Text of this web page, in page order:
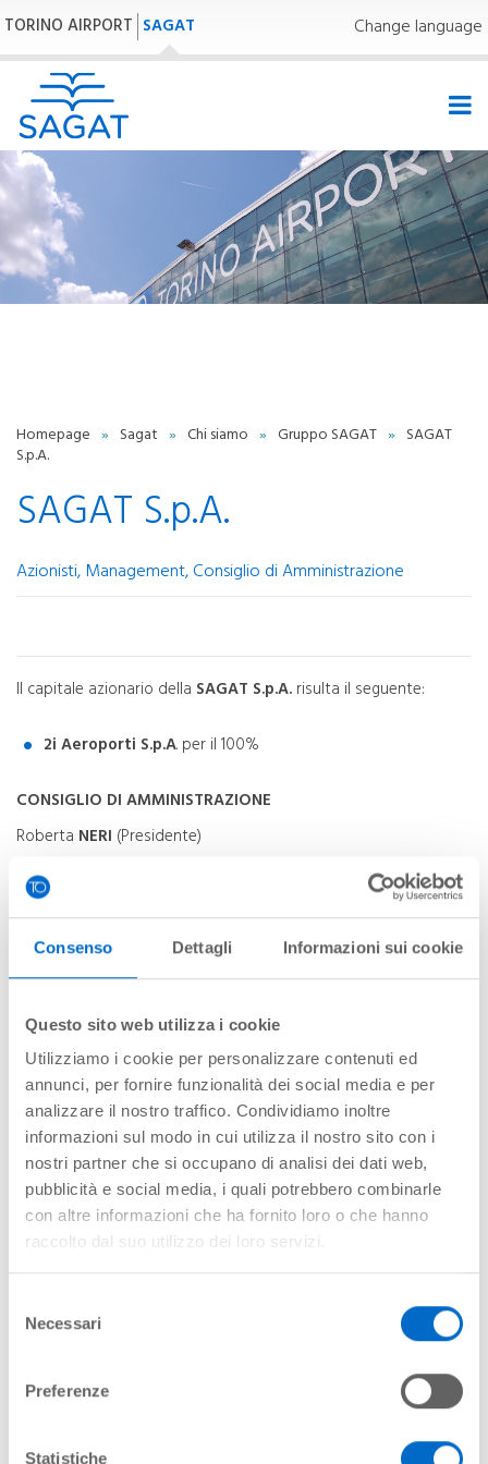
Consenso Dettagli Informazioni sui cookie
Questo sito web utilizza i cookie
Utilizziamo i cookie per personalizzare contenuti ed
annunci, per fornire funzionalità dei social media e per
analizzare il nostro traffico. Condividiamo inoltre
informazioni sul modo in cui utilizza il nostro sito con i
nostri partner che si occupano di analisi dei dati web,
pubblicità e social media, i quali potrebbero combinarle
con altre informazioni che ha fornito loro o che hanno
raccolto dal suo utilizzo dei loro servizi.
delNecessari
Preferenze
Statistiche
TORINO AIRPORT SAGAT Change language
Homepage » Sagat » Chi siamo » Gruppo SAGAT » SAGAT
S.p.A.
SAGAT S.p.A.
Azionisti, Management, Consiglio di Amministrazione
Il capitale azionario della SAGAT S.p.A. risulta il seguente:
2i Aeroporti S.p.A. per il 100%
CONSIGLIO DI AMMINISTRAZIONE
Roberta NERI (Presidente)
Andrea
qui il
curriculum vitae
Bice Francesca DI GREGORIO
Antonio LUBRANO LAVADERA
Laura PASCOTTO
COLLEGIO SINDACALE
Roberto GARGIULO (Presidente Collegio Sindacale)
Francesco CAPPELLO
Francesca SPITALE